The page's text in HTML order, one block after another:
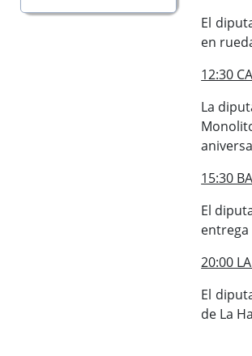
El
en
12:30
La
15:30
El
entrega
20:00
El
de La